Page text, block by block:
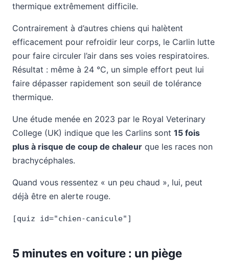
thermique extrêmement difficile.
Contrairement à d’autres chiens qui halètent
efficacement pour refroidir leur corps, le Carlin lutte
pour faire circuler l’air dans ses voies respiratoires.
Résultat : même à 24 °C, un simple effort peut lui
faire dépasser rapidement son seuil de tolérance
thermique.
Une étude menée en 2023 par le Royal Veterinary
College (UK) indique que les Carlins sont 15 fois
plus à risque de coup de chaleur que les races non
brachycéphales.
Quand vous ressentez « un peu chaud », lui, peut
déjà être en alerte rouge.
[quiz id="chien-canicule"]
5 minutes en voiture : un piège